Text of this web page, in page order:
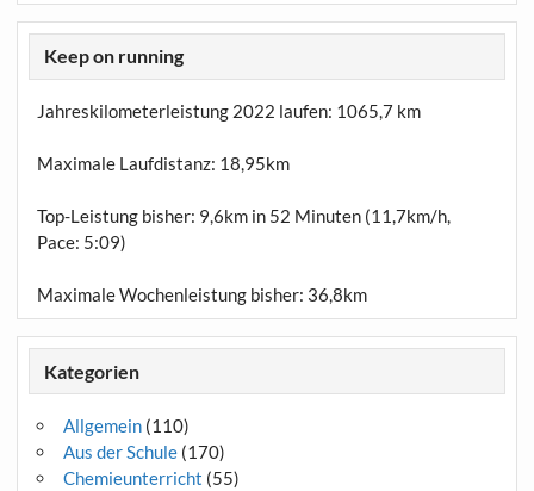
Keep on running
Jahreskilometerleistung 2022 laufen: 1065,7 km
Maximale Laufdistanz: 18,95km
Top-Leistung bisher: 9,6km in 52 Minuten (11,7km/h,
Pace: 5:09)
Maximale Wochenleistung bisher: 36,8km
Kategorien
Allgemein(110)
Aus der Schule(170)
Chemieunterricht (55)